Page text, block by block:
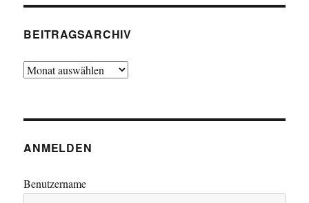
BEITRAGSARCHIV
Beitragsarchiv
ANMELDEN
Benutzername